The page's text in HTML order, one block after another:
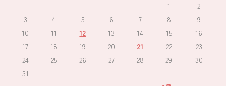
1
2
3
4 5 6 7 8
9
10
11 12 13 14 15
16
17
18 19 20 21 22
23
24
25 26 27 28 29
30
31